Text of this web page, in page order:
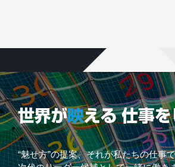
“魅せ方”の提案、それが私たちの仕事